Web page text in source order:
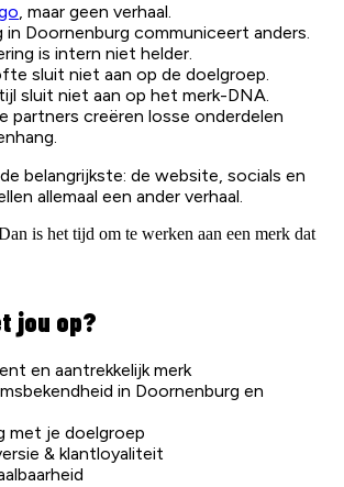
, maar geen verhaal.
in Doornenburg communiceert anders.
is intern niet helder.
sluit niet aan op de doelgroep.
sluit niet aan op het merk-DNA.
partners creëren losse onderdelen
belangrijkste: de website, socials en
allemaal een ander verhaal.
is het tijd om te werken aan een merk dat
jou op?
en aantrekkelijk merk
in Doornenburg en
met je doelgroep
& klantloyaliteit